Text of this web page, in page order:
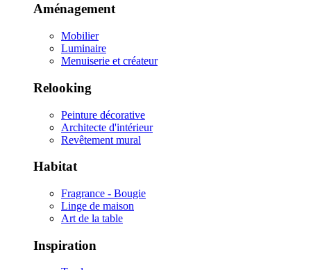
Aménagement
Mobilier
Luminaire
Menuiserie et créateur
Relooking
Peinture décorative
Architecte d'intérieur
Revêtement mural
Habitat
Fragrance - Bougie
Linge de maison
Art de la table
Inspiration